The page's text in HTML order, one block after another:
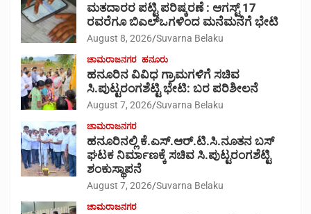
ಮತದಾರರ ಪಟ್ಟಿ ಪರಿಷ್ಕರಣೆ : ಆಗಸ್ಟ್ 17
ರವರೆಗೂ ಬಿಎಲ್‍ಒಗಳಿಂದ ಮನೆಮನೆಗೆ ಭೇಟಿ
August 8, 2026 Suvarna Belaku
ಚಾಮರಾಜನಗರ ಹನೂರು
ಹನೂರಿನ ವಿವಿಧ ಗ್ರಾಮಗಳಿಗೆ ಸಚಿವ
ಸಿ.ಪುಟ್ಟರಂಗಶೆಟ್ಟಿ ಭೇಟಿ: ಬರ ಪರಿಶೀಲನೆ
August 7, 2026 Suvarna Belaku
ಚಾಮರಾಜನಗರ
ಹನೂರಿನಲ್ಲಿ ಕೆ.ಎಸ್.ಆರ್.ಟಿ.ಸಿ.ನೂತನ ಬಸ್
ಘಟಕ ನಿರ್ಮಾಣಕ್ಕೆ ಸಚಿವ ಸಿ.ಪುಟ್ಟರಂಗಶೆಟ್ಟಿ
ಶಂಕುಸ್ಥಾಪನೆ
August 7, 2026 Suvarna Belaku
ಚಾಮರಾಜನಗರ